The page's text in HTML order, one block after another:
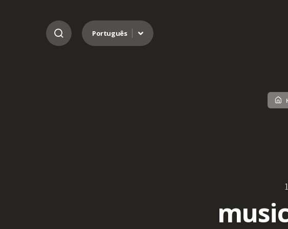
Ir para o conteúdo
Português